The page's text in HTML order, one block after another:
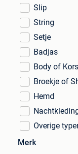
Slip
String
Setje
Badjas
Body of
Broekje of
Hemd
Overige
Merk